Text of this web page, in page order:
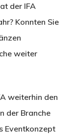
der IFA
Konnten Sie
weiter
weiterhin den
der Branche
Eventkonzept